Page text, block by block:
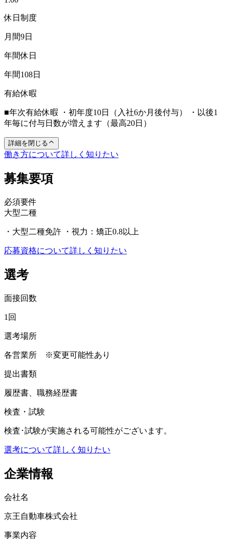
休日制度
月間9日
年間休日
年間108日
有給休暇
■年次有給休暇 ・初年度10日（入社6か月後付与） ・以後1
年毎に付与日数が増えます（最高20日）
詳細を閉じる
働き方について詳しく知りたい
募集要項
必須要件
大型二種
・大型二種免許 ・視力：矯正0.8以上
応募資格について詳しく知りたい
選考
面接回数
1回
選考場所
各営業所 ※変更可能性あり
提出書類
履歴書、職務経歴書
検査・試験
検査･試験が実施される可能性がございます。
選考について詳しく知りたい
企業情報
会社名
京王自動車株式会社
事業内容